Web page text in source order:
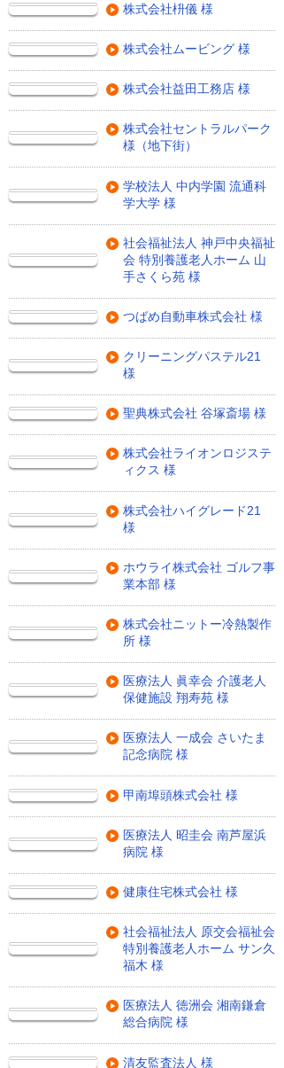
株式会社枡儀 様
株式会社ムービング 様
株式会社益田工務店 様
株式会社セントラルパーク
様（地下街）
学校法人 中内学園 流通科
学大学 様
社会福祉法人 神戸中央福祉
会 特別養護老人ホーム 山
手さくら苑 様
つばめ自動車株式会社 様
クリーニングパステル21
様
聖典株式会社 谷塚斎場 様
株式会社ライオンロジステ
ィクス 様
株式会社ハイグレード21
様
ホウライ株式会社 ゴルフ事
業本部 様
株式会社ニットー冷熱製作
所 様
医療法人 眞幸会 介護老人
保健施設 翔寿苑 様
医療法人 一成会 さいたま
記念病院 様
甲南埠頭株式会社 様
医療法人 昭圭会 南芦屋浜
病院 様
健康住宅株式会社 様
社会福祉法人 原交会福祉会
特別養護老人ホーム サン久
福木 様
医療法人 徳洲会 湘南鎌倉
総合病院 様
清友監査法人 様